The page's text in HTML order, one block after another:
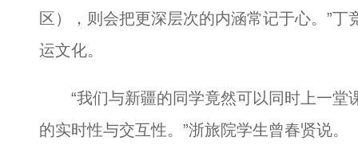
区），则会把更深层次的内涵常记于心。”
运文化。
“我们与新疆的同学竟然可以同时上一堂
的实时性与交互性。”浙旅院学生曾春贤说。